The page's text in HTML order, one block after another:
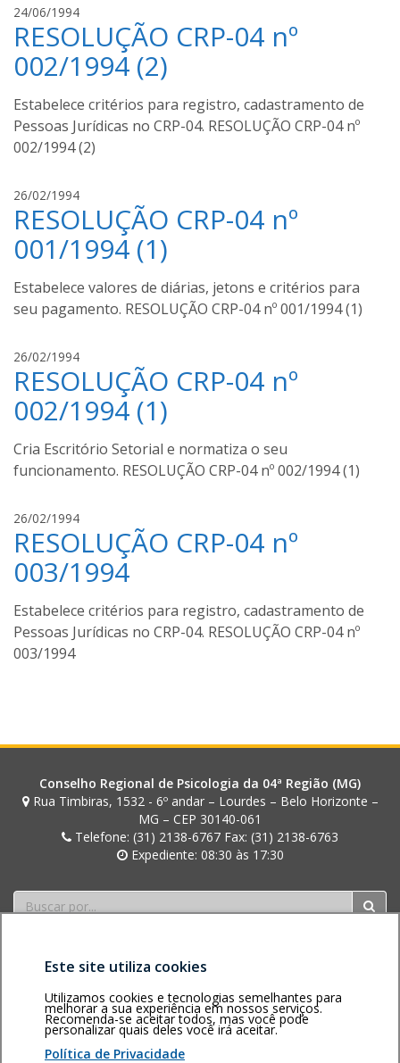
r
a
24/06/1994a
u
g
u
t
o
m
r
a
RESOLUÇÃO CRP-04 nº
002/1994 (2)
Estabelece critérios para registro, cadastramento de
Pessoas Jurídicas no CRP-04. RESOLUÇÃO CRP-04 nº
002/1994 (2)
26/02/1994a
u
g
u
t
o
u
r
a
RESOLUÇÃO CRP-04 nº
001/1994 (1)
Estabelece valores de diárias, jetons e critérios para
seu pagamento. RESOLUÇÃO CRP-04 nº 001/1994 (1)
26/02/1994a
u
g
u
t
o
u
r
a
RESOLUÇÃO CRP-04 nº
002/1994 (1)
Cria Escritório Setorial e normatiza o seu
funcionamento. RESOLUÇÃO CRP-04 nº 002/1994 (1)
26/02/1994a
u
g
u
t
o
RESOLUÇÃO CRP-04 nº
003/1994
Estabelece critérios para registro, cadastramento de
Pessoas Jurídicas no CRP-04. RESOLUÇÃO CRP-04 nº
003/1994
Conselho Regional de Psicologia da 04ª Região (MG)
Rua Timbiras, 1532 - 6º andar – Lourdes – Belo Horizonte –
MG – CEP 30140-061
Telefone: (31) 2138-6767 Fax: (31) 2138-6763
Expediente: 08:30 às 17:30
Buscar
Área restritaPolítica de
privacidadePersonalização
Este site utiliza cookies
Utilizamos cookies e tecnologias semelhantes para
melhorar a sua experiência em nossos serviços.
Recomenda-se aceitar todos, mas você pode
personalizar quais deles você irá aceitar.
Política de Privacidade